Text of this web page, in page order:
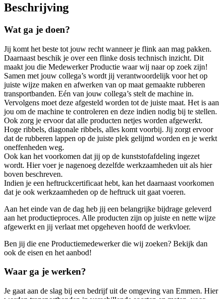
Beschrijving
Wat ga je doen?
Jij komt het beste tot jouw recht wanneer je flink aan mag pakken.
Daarnaast beschik je over een flinke dosis technisch inzicht. Dit
maakt jou die Medewerker Productie waar wij naar op zoek zijn!
Samen met jouw collega’s wordt jij verantwoordelijk voor het op
juiste wijze maken en afwerken van op maat gemaakte rubberen
transportbanden. Eén van jouw collega’s stelt de machine in.
Vervolgens moet deze afgesteld worden tot de juiste maat. Het is aan
jou om de machine te controleren en deze indien nodig bij te stellen.
Ook zorg je ervoor dat alle producten netjes worden afgewerkt.
Hoge ribbels, diagonale ribbels, alles komt voorbij. Jij zorgt ervoor
dat de rubberen lappen op de juiste plek gelijmd worden en je werkt
oneffenheden weg.
Ook kan het voorkomen dat jij op de kunststofafdeling ingezet
wordt. Hier voer je nagenoeg dezelfde werkzaamheden uit als hier
boven beschreven.
Indien je een heftruckcertificaat hebt, kan het daarnaast voorkomen
dat je ook werkzaamheden op de heftruck uit gaat voeren.
Aan het einde van de dag heb jij een belangrijke bijdrage geleverd
aan het productieproces. Alle producten zijn op juiste en nette wijze
afgewerkt en jij verlaat met opgeheven hoofd de werkvloer.
Ben jij die ene Productiemedewerker die wij zoeken? Bekijk dan
ook de eisen en het aanbod!
Waar ga je werken?
Je gaat aan de slag bij een bedrijf uit de omgeving van Emmen. Hier